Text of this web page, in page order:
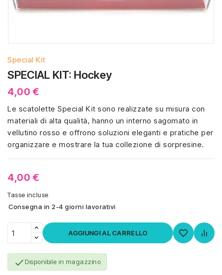
Special Kit
SPECIAL KIT: Hockey
4,00 €
Le scatolette Special Kit sono realizzate su misura con
materiali di alta qualità, hanno un interno sagomato in
vellutino rosso e offrono soluzioni eleganti e pratiche per
organizzare e mostrare la tua collezione di sorpresine.
4,00 €
Tasse incluse
Consegna in 2-4 giorni lavorativi
AGGIUNGI AL CARRELLO
Disponibile in magazzino